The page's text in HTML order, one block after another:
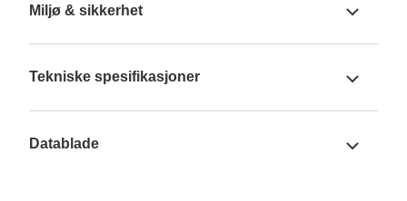
Miljø & sikkerhet
Tekniske spesifikasjoner
Datablade